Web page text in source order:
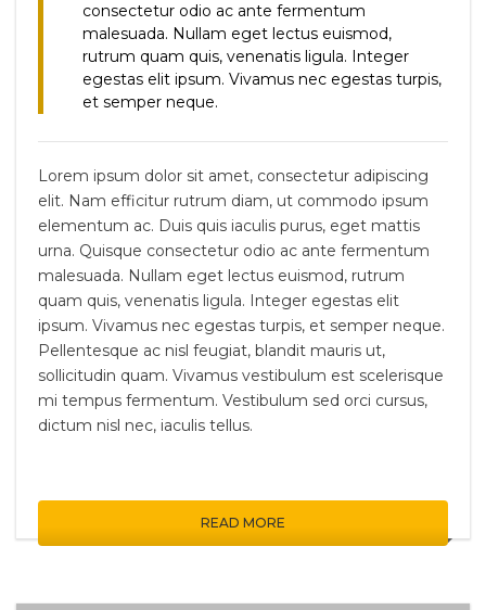
consectetur odio ac ante fermentum
malesuada. Nullam eget lectus euismod,
rutrum quam quis, venenatis ligula. Integer
egestas elit ipsum. Vivamus nec egestas turpis,
et semper neque.
Lorem ipsum dolor sit amet, consectetur adipiscing
elit. Nam efficitur rutrum diam, ut commodo ipsum
elementum ac. Duis quis iaculis purus, eget mattis
urna. Quisque consectetur odio ac ante fermentum
malesuada. Nullam eget lectus euismod, rutrum
quam quis, venenatis ligula. Integer egestas elit
ipsum. Vivamus nec egestas turpis, et semper neque.
Pellentesque ac nisl feugiat, blandit mauris ut,
sollicitudin quam. Vivamus vestibulum est scelerisque
mi tempus fermentum. Vestibulum sed orci cursus,
dictum nisl nec, iaculis tellus.
READ MORE